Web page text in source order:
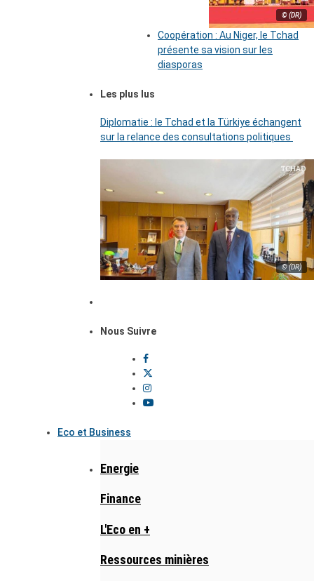
© (DR)
Coopération : Au Niger, le Tchad
présente sa vision sur les
diasporas
Les plus lus
Diplomatie : le Tchad et la Türkiye échangent
sur la relance des consultations politiques
© (DR)
Nous Suivre
Eco et Business
Energie
Finance
L'Eco en +
Ressources minières